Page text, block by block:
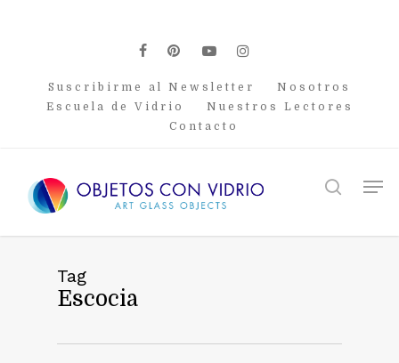
facebook
pinterest
youtubeinstagram
Suscribirme al Newsletter
Nosotros
Escuela de Vidrio
Nuestros Lectores
Contacto
search
Tag
Escocia